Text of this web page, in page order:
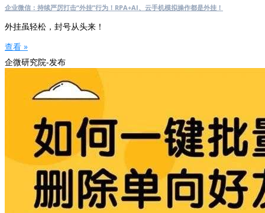
企业微信：持续严厉打击“外挂”行为！RPA+AI、云手机模拟操作都是外挂！
外挂虽轻松，封号从头来！
查看 »
企微研究院-发布